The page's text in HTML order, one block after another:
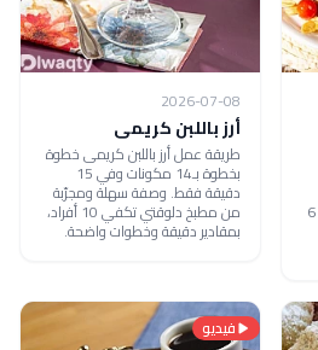
ومجرّبة من مطبخ دلوقتي تكفي 6
2026-07-08
أرز باللبن كريمى
طريقة عمل أرز باللبن كريمى خطوة
بخطوة بـ14 مكونات وفي 15
دقيقة فقط. وصفة سهلة ومجرّبة
من مطبخ دلوقتي تكفي 10 أفراد،
بمقادير دقيقة وخطوات واضحة.
فيديو